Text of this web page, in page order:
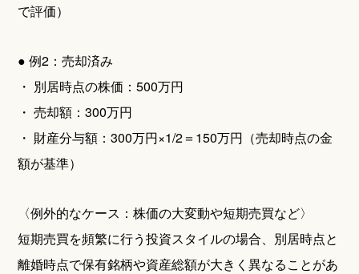
で評価）
● 例2：売却済み
・ 別居時点の株価：500万円
・ 売却額：300万円
・ 財産分与額：300万円×1/2＝150万円（売却時点の金
額が基準）
〈例外的なケース：株価の大変動や短期売買など〉
短期売買を頻繁に行う投資スタイルの場合、別居時点と
離婚時点で保有銘柄や資産総額が大きく異なることがあ